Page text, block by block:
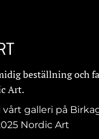
beställning och
Art.
galleri på
Nordic Art